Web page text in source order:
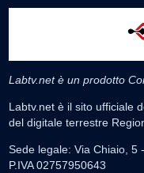
Labtv.net è un prodotto
Labtv.net è il sito ufficiale
del digitale terrestre
Sede legale: Via Chiaio, 5
P.IVA 02757950643